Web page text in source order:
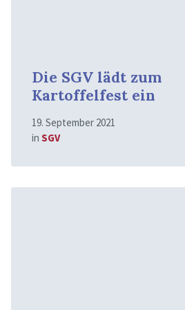
Die SGV lädt zum
Kartoffelfest ein
19. September 2021
in SGV
Mehr